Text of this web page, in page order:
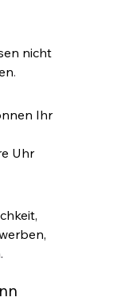
nicht
.
Ihr
Uhr
.